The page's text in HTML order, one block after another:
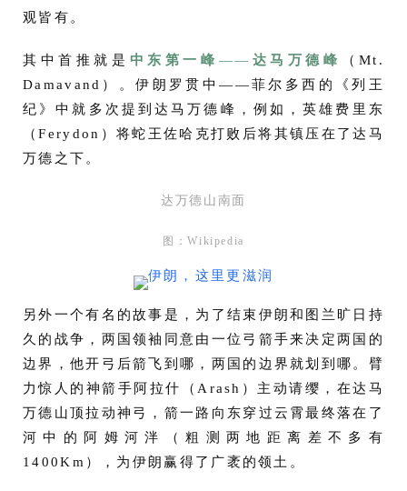
观皆有。
其中首推就是 中东第一峰 —— 达马万德峰
（Mt.
Damavand）。伊朗罗贯中——菲尔多西的《列王
纪》中就多次提到达马万德峰，例如，英雄费里东
（Ferydon）将蛇王佐哈克打败后将其镇压在了达马
万德之下。
达万德山南面
图：Wikipedia
另外一个有名的故事是，为了结束伊朗和图兰旷日持
久的战争，两国领袖同意由一位弓箭手来决定两国的
边界，他开弓后箭飞到哪，两国的边界就划到哪。臂
力惊人的神箭手阿拉什（Arash）主动请缨，在达马
万德山顶拉动神弓，箭一路向东穿过云霄最终落在了
河中的阿姆河泮（粗测两地距离差不多有
1400Km），为伊朗赢得了广袤的领土。